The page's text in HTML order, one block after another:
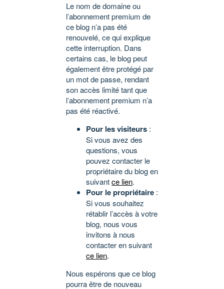
Le nom de domaine ou
l’abonnement premium de
ce blog n’a pas été
renouvelé, ce qui explique
cette interruption. Dans
certains cas, le blog peut
également être protégé par
un mot de passe, rendant
son accès limité tant que
l’abonnement premium n’a
pas été réactivé.
Pour les visiteurs :
Si vous avez des
questions, vous
pouvez contacter le
propriétaire du blog en
suivantce lien.
Pour le propriétaire :
Si vous souhaitez
rétablir l’accès à votre
blog, nous vous
invitons à nous
contacter en suivant
ce lien.
Nous espérons que ce blog
pourra être de nouveau